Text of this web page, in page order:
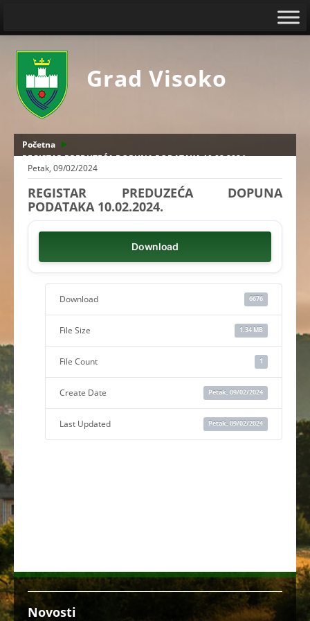
Grad Visoko
Početna
REGISTAR PREDUZEĆA DOPUNA PODATAKA 10.02.2024.
Petak, 09/02/2024
REGISTAR PREDUZEĆA DOPUNA
PODATAKA 10.02.2024.
Download
Download 6676
File Size 1.34 MB
File Count 1
Create Date Petak, 09/02/2024
Last Updated Petak, 09/02/2024
Novosti